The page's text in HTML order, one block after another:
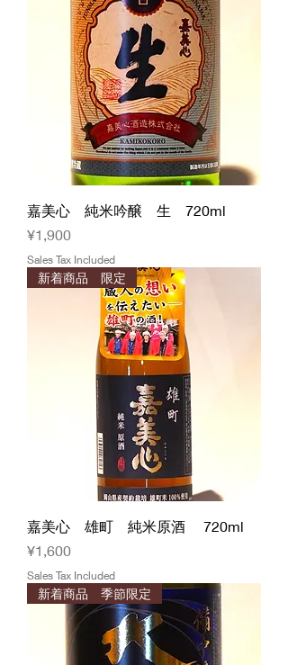
嘉美心 純米吟醸 生 720ml
Price
¥1,900
Sales Tax Included
新着商品 限定
嘉美心 雄町 純米原酒 720ml
Price
¥1,600
Sales Tax Included
新着商品 季節限定